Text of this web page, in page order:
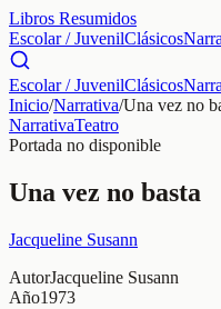
Libros Resumidos
Escolar / JuvenilClásicos
Escolar / JuvenilClásicos
Inicio/Narrativa/Una vez no
NarrativaTeatro
Portada no disponible
Una vez no basta
Jacqueline Susann
AutorJacqueline Susann
Año1973